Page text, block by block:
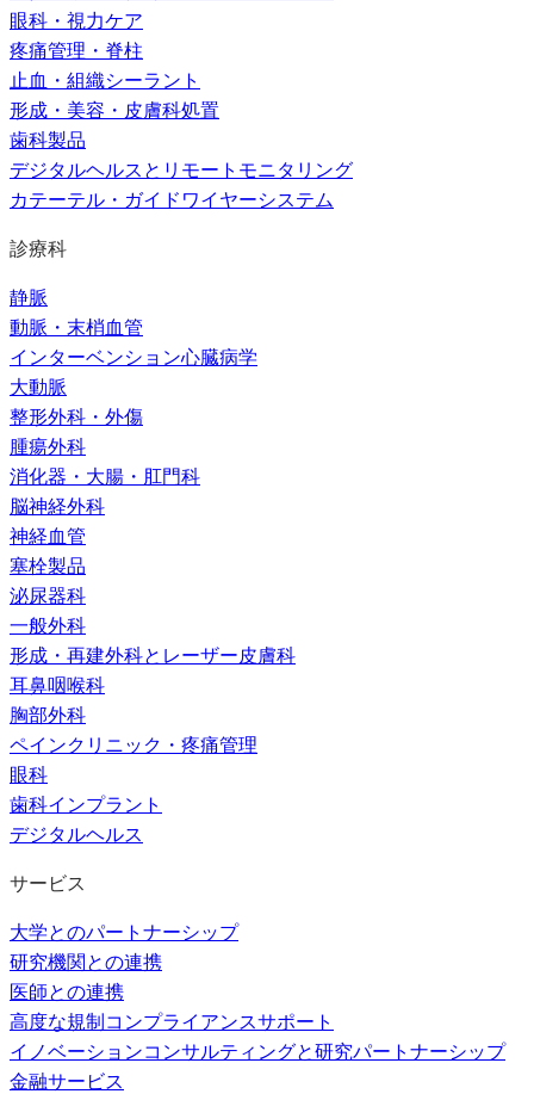
眼科・視力ケア
疼痛管理・脊柱
止血・組織シーラント
形成・美容・皮膚科処置
歯科製品
デジタルヘルスとリモートモニタリング
カテーテル・ガイドワイヤーシステム
診療科
静脈
動脈・末梢血管
インターベンション心臓病学
大動脈
整形外科・外傷
腫瘍外科
消化器・大腸・肛門科
脳神経外科
神経血管
塞栓製品
泌尿器科
一般外科
形成・再建外科とレーザー皮膚科
耳鼻咽喉科
胸部外科
ペインクリニック・疼痛管理
眼科
歯科インプラント
デジタルヘルス
サービス
大学とのパートナーシップ
研究機関との連携
医師との連携
高度な規制コンプライアンスサポート
イノベーションコンサルティングと研究パートナーシップ
金融サービス